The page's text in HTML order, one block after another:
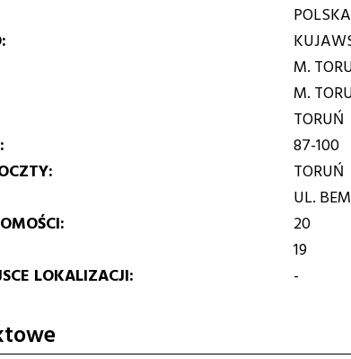
POLSKA
M.
M.
TORUŃ
87-100
TORUŃ
UL.
20
19
LOKALIZACJI
-